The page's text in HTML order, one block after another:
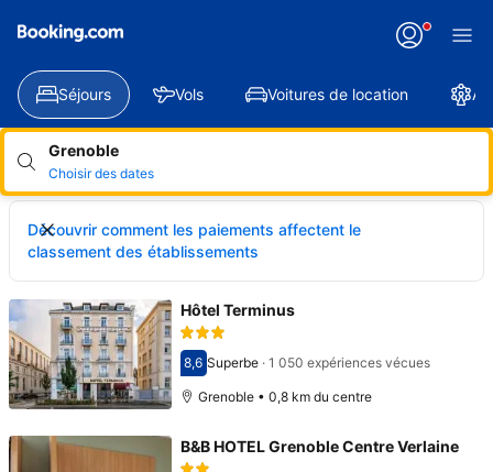
Séjours Vols Voitures de location
Grenoble
Choisir des dates
Découvrir comment les paiements affectent le
classement des établissements
Hôtel Terminus
Avec une note de 8,6
8,6 Superbe· 1 050 expériences vécues
Grenoble • 0,8 km du centre
B&B HOTEL Grenoble Centre Verlaine